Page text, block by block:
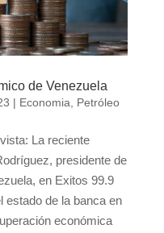
de Venezuela
| Economia, Petróleo
La reciente
presidente de
en Exitos 99.9
estado de la banca en
económica